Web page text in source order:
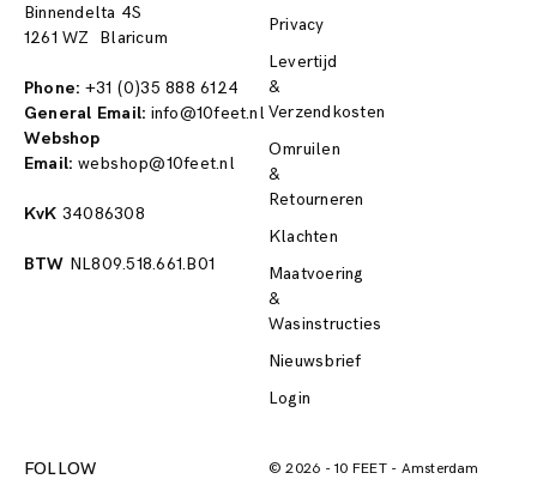
Binnendelta 4S
1261 WZ Blaricum
Phone: +31 (0)35 888 6124
General Email: info@10feet.nl
Webshop
Email: webshop@10feet.nl
KvK 34086308
BTW NL809.518.661.B01
Privacy
Levertijd
&
Verzendkosten
Omruilen
&
Retourneren
Klachten
Maatvoering
&
Wasinstructies
Nieuwsbrief
Login
FOLLOW © 2026 -10 FEET - Amsterdam